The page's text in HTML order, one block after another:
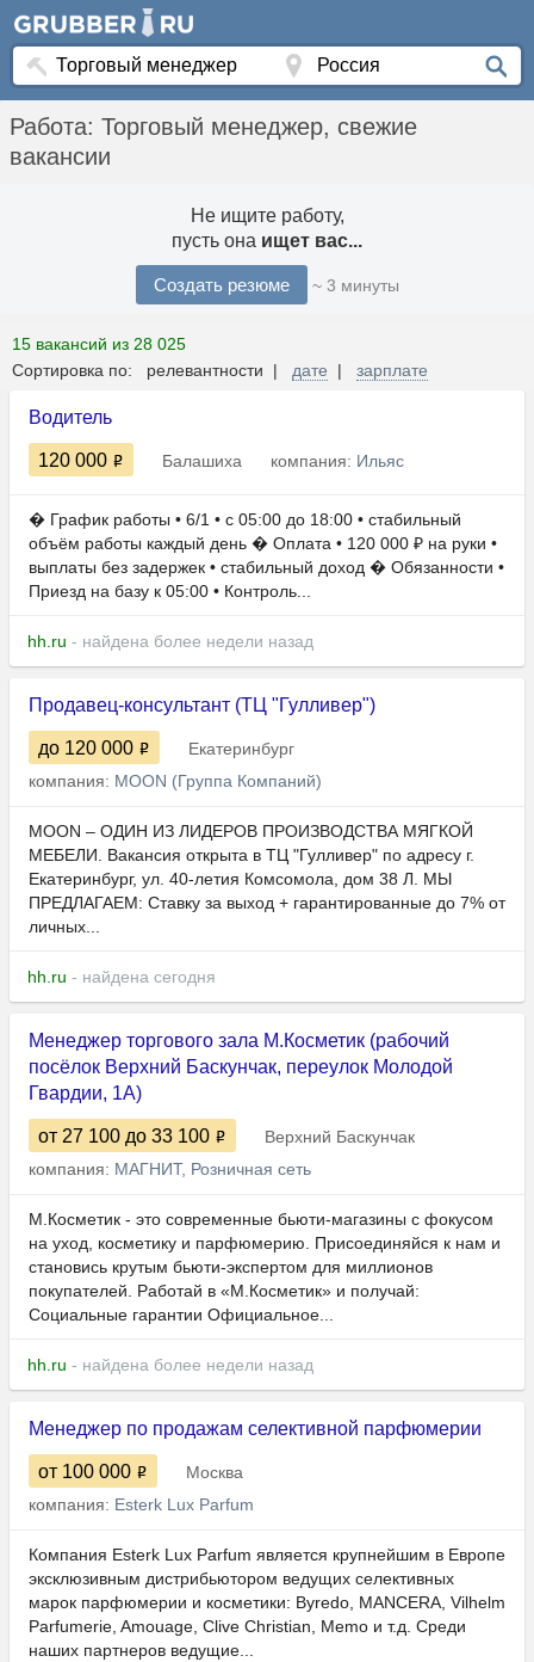
Работа: Торговый менеджер, свежие
вакансии
Не ищите работу,
пусть она ищет вас...
Создать резюме ~ 3 минуты
15 вакансий из 28 025
Сортировка по: релевантности | дате | зарплате
Водитель
120 000 Балашиха компания: Ильяс
� График работы • 6/1 • с 05:00 до 18:00 • стабильный
объём работы каждый день � Оплата • 120 000 ₽ на руки •
выплаты без задержек • стабильный доход � Обязанности •
Приезд на базу к 05:00 • Контроль...
hh.ru - найдена более недели назад
Продавец-консультант (ТЦ "Гулливер")
до 120 000
Екатеринбург
компания: MOON (Группа Компаний)
МООN – ОДИН ИЗ ЛИДЕРОВ ПРОИЗВОДСТВА МЯГКОЙ
МЕБЕЛИ. Вакансия открыта в ТЦ "Гулливер" по адресу г.
Екатеринбург, ул. 40-летия Комсомола, дом 38 Л. МЫ
ПРЕДЛАГАЕМ: Ставку за выход + гарантированные до 7% от
личных...
hh.ru - найдена сегодня
Менеджер торгового зала М.Косметик (рабочий
посёлок Верхний Баскунчак, переулок Молодой
Гвардии, 1А)
от 27 100 до 33 100
Верхний Баскунчак
компания: МАГНИТ, Розничная сеть
М.Косметик - это современные бьюти-магазины с фокусом
на уход, косметику и парфюмерию. Присоединяйся к нам и
становись крутым бьюти-экспертом для миллионов
покупателей. Работай в «М.Косметик» и получай:
Социальные гарантии Официальное...
hh.ru - найдена более недели назад
Менеджер по продажам селективной парфюмерии
от 100 000
Москва
компания: Esterk Lux Parfum
Компания Esterk Lux Parfum является крупнейшим в Европе
эксклюзивным дистрибьютором ведущих селективных
марок парфюмерии и косметики: Byredo, MANCERA, Vilhelm
Parfumerie, Amouage, Clive Christian, Memo и т.д. Среди
наших партнеров ведущие...